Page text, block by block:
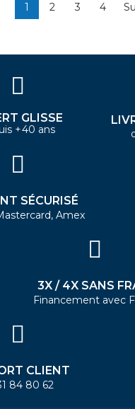
1 2 3 4
GLISSE
+40 ans
SÉCURISÉ
Amex
3X / 4X SANS
Financement avec
CLIENT
84 80 62